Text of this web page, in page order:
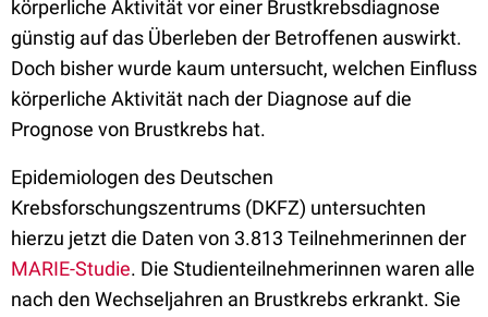
körperliche Aktivität vor einer Brustkrebsdiagnose
günstig auf das Überleben der Betroffenen auswirkt.
Doch bisher wurde kaum untersucht, welchen Einfluss
körperliche Aktivität nach der Diagnose auf die
Prognose von Brustkrebs hat.
Epidemiologen des Deutschen
Krebsforschungszentrums (DKFZ) untersuchten
hierzu jetzt die Daten von 3.813 Teilnehmerinnen der
MARIE-Studie. Die Studienteilnehmerinnen waren alle
nach den Wechseljahren an Brustkrebs erkrankt. Sie